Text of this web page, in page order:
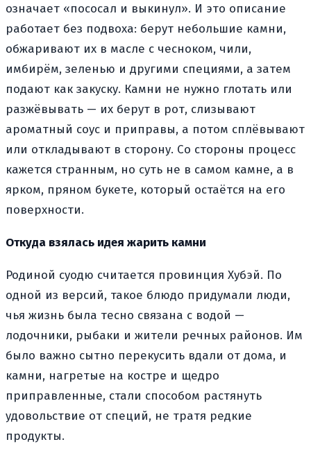
означает «пососал и выкинул». И это описание
работает без подвоха: берут небольшие камни,
обжаривают их в масле с чесноком, чили,
имбирём, зеленью и другими специями, а затем
подают как закуску. Камни не нужно глотать или
разжёвывать — их берут в рот, слизывают
ароматный соус и приправы, а потом сплёвывают
или откладывают в сторону. Со стороны процесс
кажется странным, но суть не в самом камне, а в
ярком, пряном букете, который остаётся на его
поверхности.
Откуда взялась идея жарить камни
Родиной суодю считается провинция Хубэй. По
одной из версий, такое блюдо придумали люди,
чья жизнь была тесно связана с водой —
лодочники, рыбаки и жители речных районов. Им
было важно сытно перекусить вдали от дома, и
камни, нагретые на костре и щедро
приправленные, стали способом растянуть
удовольствие от специй, не тратя редкие
продукты.